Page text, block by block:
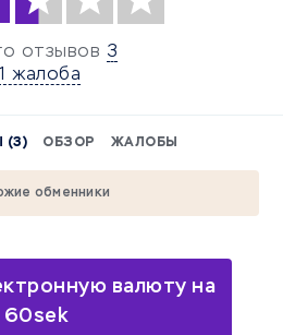
отзывов 3
жалоба
(3) ОБЗОР ЖАЛОБЫ
обменники
валюту на
60sek